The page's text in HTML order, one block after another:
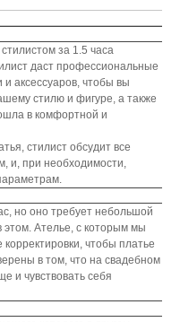
за 1.5 часа
даст профессиональные
аксессуаров, чтобы вы
стилю и фигуре, а также
в комфортной и
стилист обсудит все
и, при необходимости,
но оно требует небольшой
Ателье, с которым мы
чтобы платье
в том, что на свадебном
и чувствовать себя